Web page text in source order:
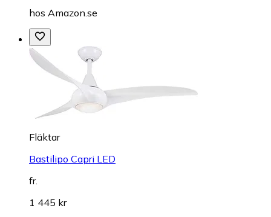
hos Amazon.se
Fläktar
Bastilipo Capri LED
fr.
1 445 kr